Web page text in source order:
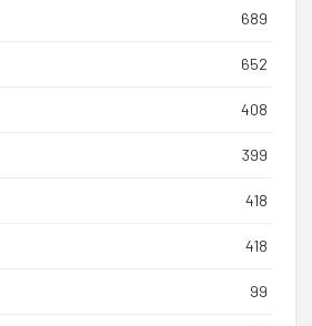
689
652
408
399
418
418
99